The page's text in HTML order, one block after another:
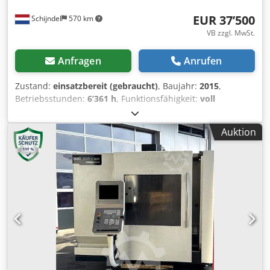
Schijndel 570 km EUR 37’500
VB zzgl. MwSt.
Anfragen Anrufen
Zustand: einsatzbereit (gebraucht), Baujahr: 2015,
Betriebsstunden: 6’361 h, Funktionsfähigkeit: voll
, Verfahrweg X-Achse:
Y-Achse:560 mm, Verfahrweg Z-Achse:510 mm, Eilgang X-
Achse:
36 m/min, Eilgang Y-Achse:36 m/min, Eilgang Z-
Achse:
30 m/min, Steuerungshersteller:Siemens
Steuerungsmodell:840D ShopMill
, Werkstücklänge (max.):
, Werkstückbreite (max.):560 mm, Werkstückhöhe
630 mm , Werkstückgewicht (max.): 600 kg
Gesamthöhe: 3’000 mm, Gesamtlänge: 4’000 mm
Gesamtbreite: 5’000 mm, Tischbreite: 900 mm
, Tischlänge:
560 mm
, Tischbelastung:600 kg, Gesamtgewicht: 5’000 kg,
Spindeldrehzahl (max.):12’000 U/min
, Betriebsstunden
der Spindel:6’361 h, Spindelnase: SK40 (DIN69871)
Anzahl der Spindeln:1, Anzahl der Steckplätze im
Auktion